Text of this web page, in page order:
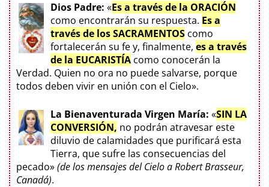
Dios Padre: «Es a través de la ORACIÓN
como encontrarán su respuesta. Es a
través de los SACRAMENTOS como
fortalecerán su fe y, finalmente, es a través
de la EUCARISTÍA como conocerán la
Verdad. Quien no ora no puede salvarse, porque
todos deben vivir en unión con el Cielo».
La Bienaventurada Virgen María: «SIN LA
CONVERSIÓN, no podrán atravesar este
diluvio de calamidades que purificará esta
Tierra, que sufre las consecuencias del
pecado»(de los mensajes del Cielo a Robert Brasseur,
Canadá).